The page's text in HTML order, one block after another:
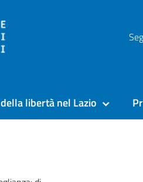
libertà nel Lazio